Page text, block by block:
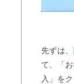
先ずは、
て、「
入」を